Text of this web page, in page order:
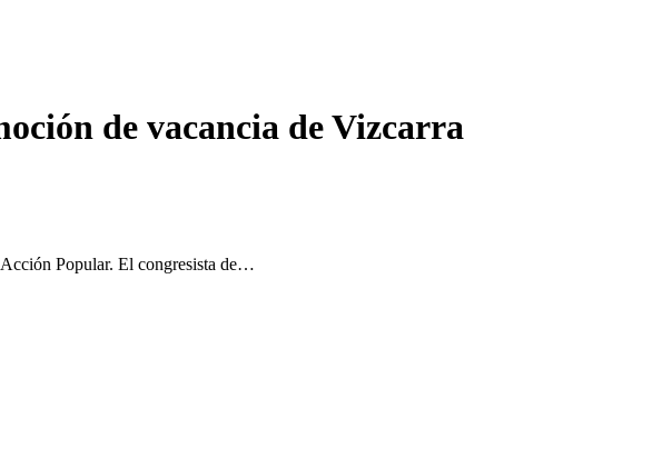
de vacancia de Vizcarra
Popular. El congresista de…